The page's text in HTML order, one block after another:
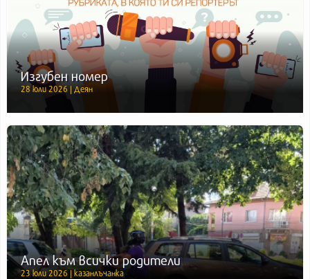
Изгубен номер
28 юли 2026 | Деян
Апел към всички родители
23 юли 2026 | казанлъчанка